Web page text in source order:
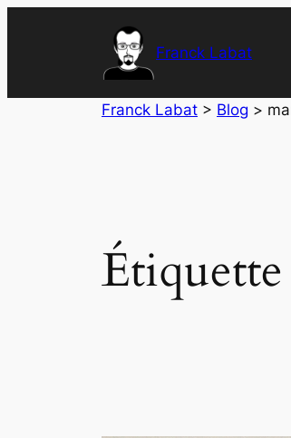
Franck Labat
Franck Labat > Blog >